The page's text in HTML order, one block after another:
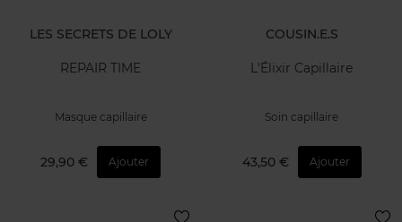
LES SECRETS DE LOLY
REPAIR TIME
Masque capillaire
29,90 € Ajouter
COUSIN.E.S
L'Élixir Capillaire
Soin capillaire
43,50 € Ajouter